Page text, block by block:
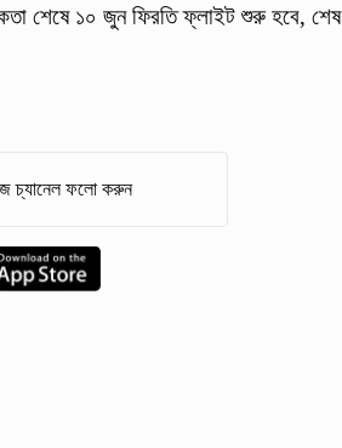
শেষে ১০ জুন ফিরতি ফ্লাইট শুরু হবে,
চ্যানেল ফলো করুন